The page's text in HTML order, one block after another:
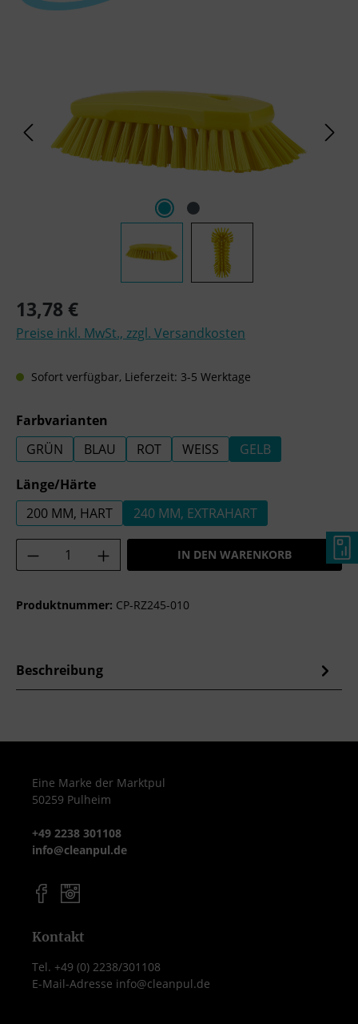
Regulärer Preis:
13,78 €
Preise inkl. MwSt., zzgl. Versandkosten
Sofort verfügbar, Lieferzeit: 3-5 Werktage
Farbvarianten
GRÜN
BLAU ROT WEISS
GELB
Länge/Härteauswählen
200 MM, HART
240 MM, EXTRAHART
Produkt Anzahl: Gib den gewünschten
IN DEN WARENKORB
Produktnummer: CP-RZ245-010
Beschreibung
Eine Marke der Marktpul
50259 Pulheim
+49 2238 301108
info@cleanpul.de
Kontakt
Tel. +49 (0) 2238/301108
E-Mail-Adresse info@cleanpul.de